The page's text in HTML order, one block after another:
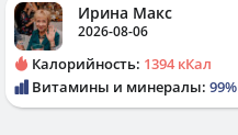
Ирина Макс
2026-08-06
Калорийность: 1394 кКал
Витамины и минералы: 99%